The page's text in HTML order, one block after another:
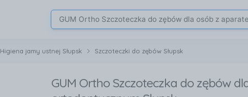
Higiena jamy ustnej Słupsk Szczoteczki do zębów Słupsk
GUM Ortho Szczoteczka do zębów